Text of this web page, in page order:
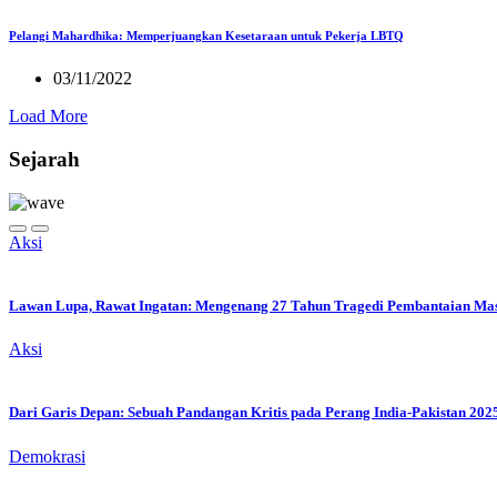
Pelangi Mahardhika: Memperjuangkan Kesetaraan untuk Pekerja LBTQ
03/11/2022
Load More
Sejarah
Aksi
Lawan Lupa, Rawat Ingatan: Mengenang 27 Tahun Tragedi Pembantaian
Aksi
Dari Garis Depan: Sebuah Pandangan Kritis pada Perang India-Pakistan
Demokrasi